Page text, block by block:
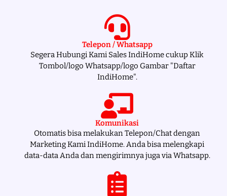
Telepon / Whatsapp
Segera Hubungi Kami Sales IndiHome cukup Klik
Tombol/logo Whatsapp/logo Gambar "Daftar
IndiHome".
Komunikasi
Otomatis bisa melakukan Telepon/Chat dengan
Marketing Kami IndiHome. Anda bisa melengkapi
data-data Anda dan mengirimnya juga via Whatsapp.